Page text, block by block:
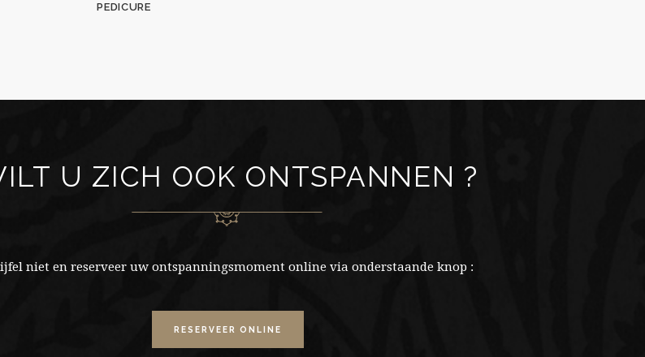
PEDICURE
U ZICH OOK ONTSPANNEN ?
niet en reserveer uw ontspanningsmoment online via onderstaande knop :
RESERVEER ONLINE